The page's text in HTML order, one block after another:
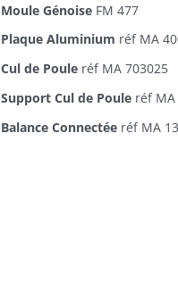
Moule GénoiseFM 477
Plaque Aluminium réf MA
Cul de Pouleréf MA 703025
Support Cul de Pouleréf MA
Balance Connectéeréf MA